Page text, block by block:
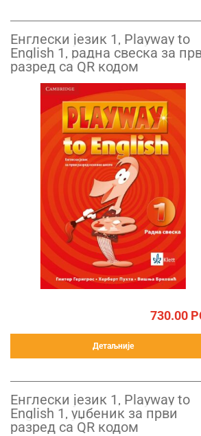
Енглески језик 1, Playway to
English 1, радна свеска за
разред са QR кодом
730.00
Детаљније
Енглески језик 1, Playway to
English 1, уџбеник за први
разред са QR кодом